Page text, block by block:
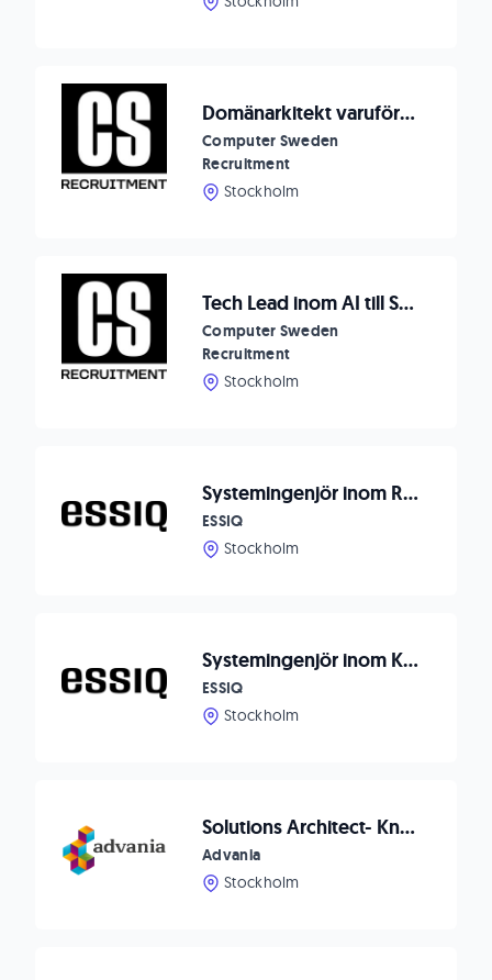
Domänarkitekt varuförsörjning IT till MediCarrier
Computer Sweden
Recruitment
Stockholm
Tech Lead inom AI till Svenska kraftnät
Computer Sweden
Recruitment
Stockholm
Systemingenjör inom Radio / Satcom till försvarsindustrin
ESSIQ
Stockholm
Systemingenjör inom Krav & Verifiering till Försvaret
ESSIQ
Stockholm
Solutions Architect- Knowledge Factory
Advania
Stockholm